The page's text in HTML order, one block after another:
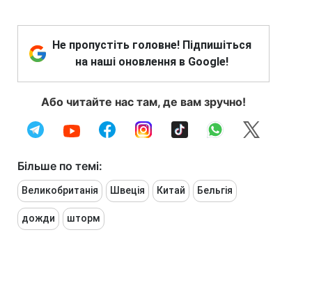
Не пропустіть головне! Підпишіться
на наші оновлення в Google!
Або читайте нас там, де вам зручно!
Більше по темі:
Великобританія Швеція Китай Бельгія
дожди шторм